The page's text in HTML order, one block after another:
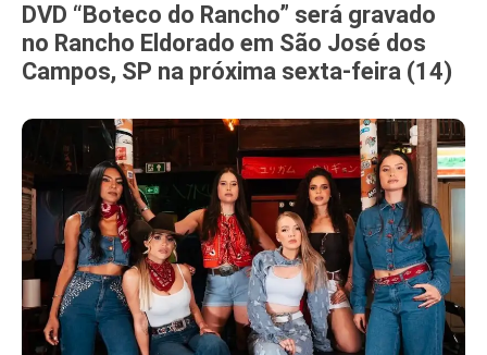
DVD “Boteco do Rancho” será gravado
no Rancho Eldorado em São José dos
Campos, SP na próxima sexta-feira (14)